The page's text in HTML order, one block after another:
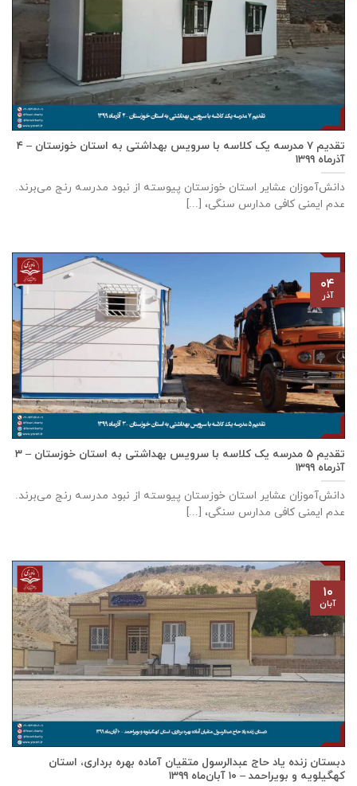
تقدیم ۷ مدرسه یک کلاسه با سرويس بهداشتی به استان خوزستان – ۴
آذر‌ماه ۱۳۹۹
دانش‌آموزان عشایر استان خوزستان پيوسته از نبود مدرسه رنج می‌برند.
عدم ایمنی کافی مدارس سنگی، [...]
تقدیم ۵ مدرسه یک کلاسه با سرويس بهداشتی به استان خوزستان – ۳
آذر‌ماه ۱۳۹۹
دانش‌آموزان عشایر استان خوزستان پيوسته از نبود مدرسه رنج می‌برند.
عدم ایمنی کافی مدارس سنگی، [...]
۰۴
آذر
دبستان زنده ياد حاج عبدالرسول متقيان آماده بهره برداری، استان
كهگيلويه و بويراحمد – ۱۰ آبان‌ماه ۱۳۹۹
۱۰
آبان